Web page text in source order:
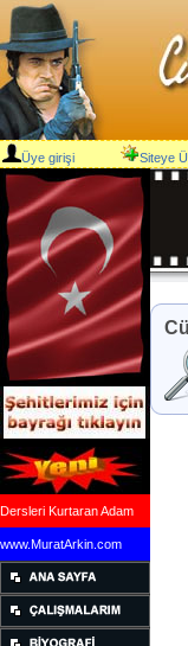
Üye girişi Siteye
Dersleri Kurtaran Adam
www.MuratArkin.com